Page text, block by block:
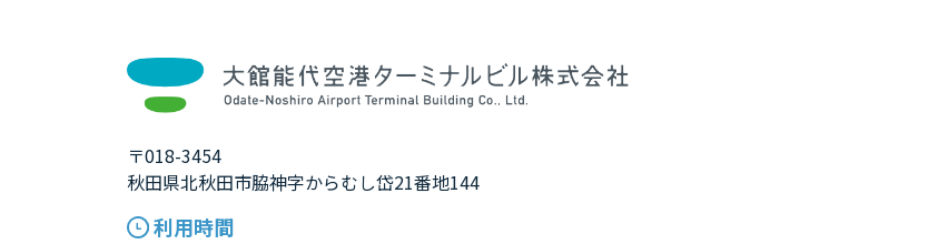
〒018-3454
秋田県北秋田市脇神字からむし岱21番地144
利用時間